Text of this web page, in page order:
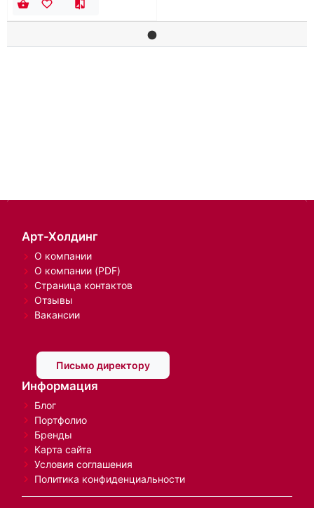
Арт-Холдинг
О компании
О компании (PDF)
Страница контактов
Отзывы
Вакансии
Письмо директору
Информация
Блог
Портфолио
Бренды
Карта сайта
Условия соглашения
Политика конфиденциальности